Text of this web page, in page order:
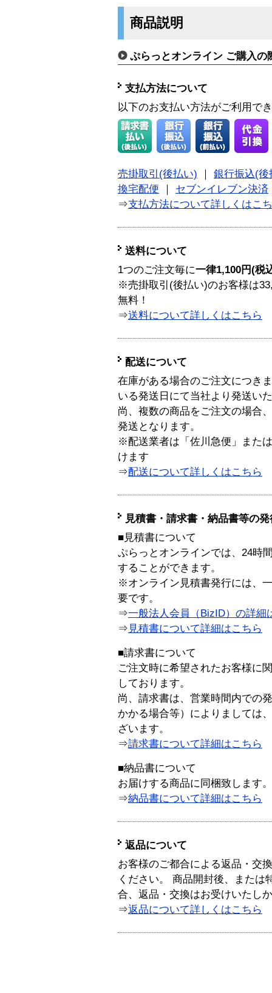
商品説明
ぷらっとオンライン ご購入の
支払方法について
以下のお支払い方法がご利用で
売掛取引(後払い)
銀行振込(後
換宅配便
セブンイレブン決済
⇒支払方法について詳しくはこ
送料について
1つのご注文毎に一律1,100円(税
※売掛取引(後払い)のお客様は
無料！
⇒送料について詳しくはこちら
配送について
在庫がある場合のご注文につき
いる発送日にて当社より発送い
尚、複数の商品をご注文の場合
発送となります。
※配送業者は「佐川急便」また
けます
⇒配送について詳しくはこちら
見積書・請求書・納品書等の
■見積書について
ぷらっとオンラインでは、24時
することができます。
※オンライン見積書発行には、
要です。
⇒一般法人会員（BizID）の詳細
⇒ 見積書について詳細はこちら
■請求書について
ご注文時に希望されたお客様に
しております。
尚、請求書は、営業時間内での
かかる場合等）によりましては
ざいます。
⇒請求書について詳細はこちら
■納品書について
お届けする商品に同梱致します。
⇒納品書について詳細はこちら
返品について
お客様のご都合による返品・交
ください。 商品開封後、または
合、返品・交換はお受けいたし
⇒返品について詳しくはこちら